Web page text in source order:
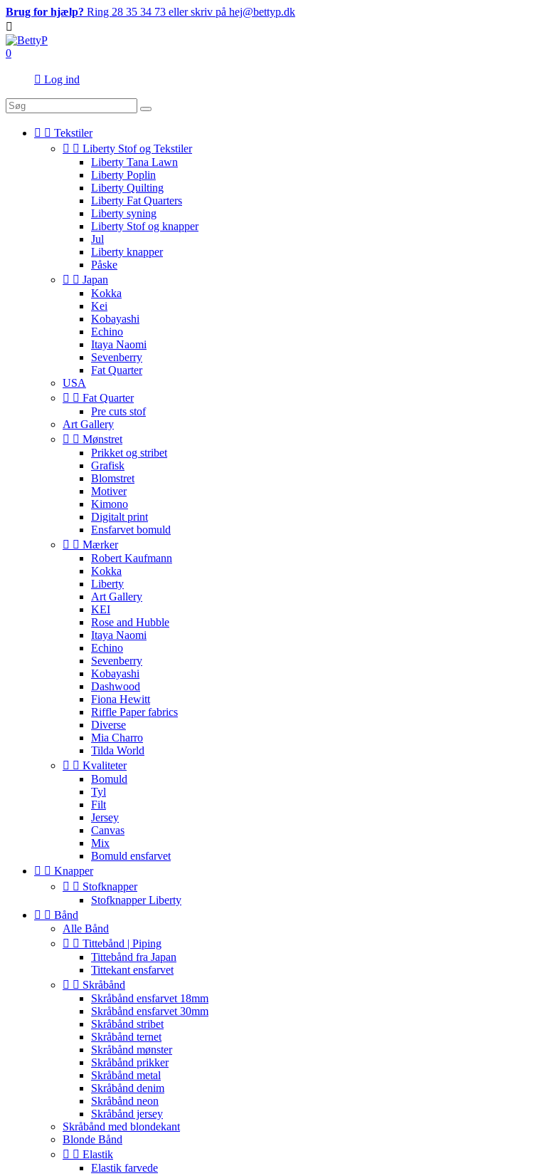
Brug for hjælp? Ring 28 35 34 73 eller skriv på hej@bettyp.dk

0
 Log ind
  Tekstiler
  Liberty Stof og Tekstiler
Liberty Tana Lawn
Liberty Poplin
Liberty Quilting
Liberty Fat Quarters
Liberty syning
Liberty Stof og knapper
Jul
Liberty knapper
Påske
  Japan
Kokka
Kei
Kobayashi
Echino
Itaya Naomi
Sevenberry
Fat Quarter
USA
  Fat Quarter
Pre cuts stof
Art Gallery
  Mønstret
Prikket og stribet
Grafisk
Blomstret
Motiver
Kimono
Digitalt print
Ensfarvet bomuld
  Mærker
Robert Kaufmann
Kokka
Liberty
Art Gallery
KEI
Rose and Hubble
Itaya Naomi
Echino
Sevenberry
Kobayashi
Dashwood
Fiona Hewitt
Riffle Paper fabrics
Diverse
Mia Charro
Tilda World
  Kvaliteter
Bomuld
Tyl
Filt
Jersey
Canvas
Mix
Bomuld ensfarvet
  Knapper
  Stofknapper
Stofknapper Liberty
  Bånd
Alle Bånd
  Tittebånd | Piping
Tittebånd fra Japan
Tittekant ensfarvet
  Skråbånd
Skråbånd ensfarvet 18mm
Skråbånd ensfarvet 30mm
Skråbånd stribet
Skråbånd ternet
Skråbånd mønster
Skråbånd prikker
Skråbånd metal
Skråbånd denim
Skråbånd neon
Skråbånd jersey
Skråbånd med blondekant
Blonde Bånd
  Elastik
Elastik farvede